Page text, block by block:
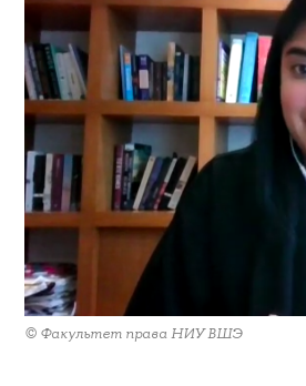
© Факультет права НИУ ВШЭ